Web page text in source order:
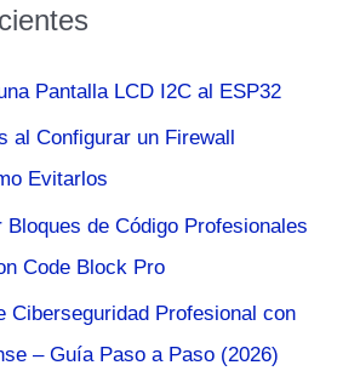
Pantalla LCD I2C al ESP32
al Configurar un Firewall
Evitarlos
Bloques de Código Profesionales
Code Block Pro
Ciberseguridad Profesional con
– Guía Paso a Paso (2026)